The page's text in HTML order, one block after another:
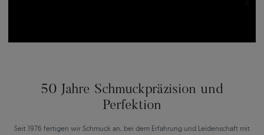
50 Jahre Schmuckpräzision und
Perfektion
Seit 1976 fertigen wir Schmuck an, bei dem Erfahrung und Leidenschaft mit